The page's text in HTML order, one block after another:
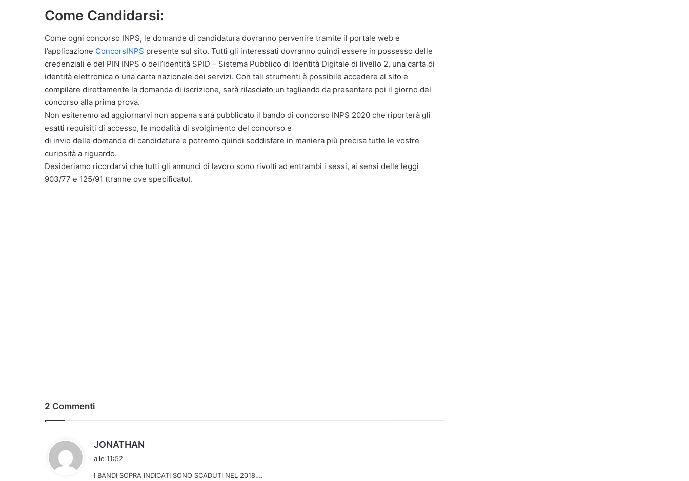
Come Candidarsi:
Come ogni concorso INPS, le domande di candidatura dovranno pervenire tramite il portale web e
l’applicazione ConcorsINPS presente sul sito. Tutti gli interessati dovranno quindi essere in possesso delle
credenziali e del PIN INPS o dell’identità SPID – Sistema Pubblico di Identità Digitale di livello 2, una carta di
identità elettronica o una carta nazionale dei servizi. Con tali strumenti è possibile accedere al sito e
compilare direttamente la domanda di iscrizione, sarà rilasciato un tagliando da presentare poi il giorno del
concorso alla prima prova.
Non esiteremo ad aggiornarvi non appena sarà pubblicato il bando di concorso INPS 2020 che riporterà gli
esatti requisiti di accesso, le modalità di svolgimento del concorso e
di invio delle domande di candidatura e potremo quindi soddisfare in maniera più precisa tutte le vostre
curiosità a riguardo.
Desideriamo ricordarvi che tutti gli annunci di lavoro sono rivolti ad entrambi i sessi, ai sensi delle leggi
903/77 e 125/91 (tranne ove specificato).
2 Commenti
JONATHAN
e
alle 11:52
I BANDI SOPRA INDICATI SONO SCADUTI NEL 2018….